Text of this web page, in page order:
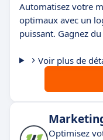
Automatisez votre
optimaux avec un
puissant. Gagnez
Voir plus de
Optimisez